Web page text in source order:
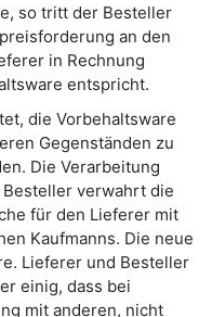
so tritt der Besteller
an den
in Rechnung
entspricht.
die Vorbehaltsware
Gegenständen zu
Die Verarbeitung
verwahrt die
für den Lieferer mit
Kaufmanns. Die neue
Lieferer und Besteller
einig, dass bei
mit anderen, nicht